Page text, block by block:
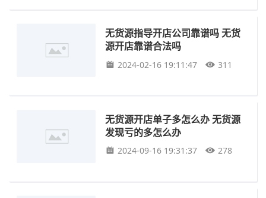
无货源指导开店公司靠谱吗 无货
源开店靠谱合法吗
2024-02-16 19:11:47 311
无货源开店单子多怎么办 无货源
发现亏的多怎么办
2024-09-16 19:31:37 278